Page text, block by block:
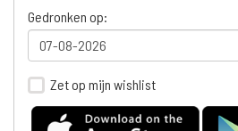
Gedronken op:
Zet op mijn wishlist